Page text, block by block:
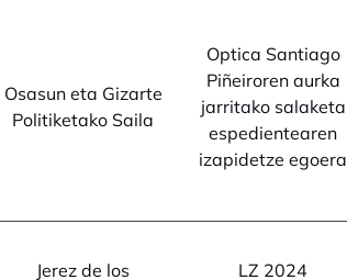
Osasun eta Gizarte
Politiketako Saila
Optica Santiago
Piñeiroren aurka
jarritako salaketa
espedientearen
izapidetze egoera
Jerez de los
LZ 2024